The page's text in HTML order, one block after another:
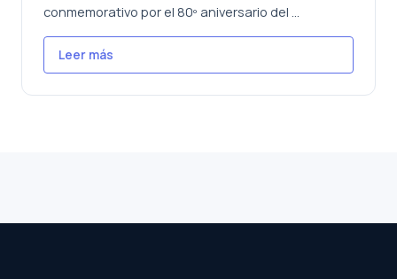
conmemorativo por el 80º aniversario del ...
Leer más